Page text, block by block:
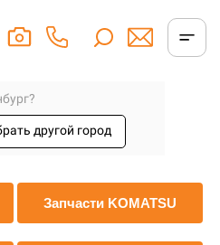
другой город
Запчасти KOMATSU